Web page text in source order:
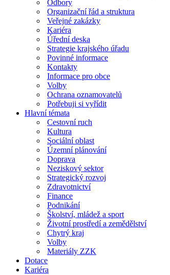
Odbory
Organizační řád a struktura
Veřejné zakázky
Kariéra
Úřední deska
Strategie krajského úřadu
Povinné informace
Kontakty
Informace pro obce
Volby
Ochrana oznamovatelů
Potřebuji si vyřídit
Hlavní témata
Cestovní ruch
Kultura
Sociální oblast
Územní plánování
Doprava
Neziskový sektor
Strategický rozvoj
Zdravotnictví
Finance
Podnikání
Školství, mládež a sport
Životní prostředí a zemědělství
Chytrý kraj
Volby
Materiály ZZK
Dotace
Kariéra